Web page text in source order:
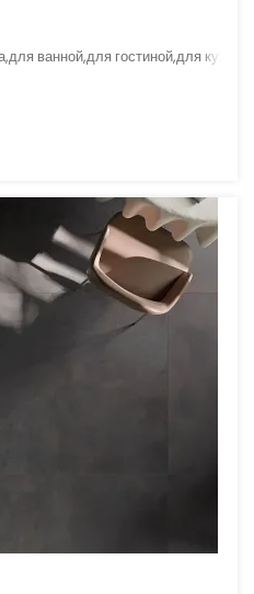
ванной,для гостиной,для кухни